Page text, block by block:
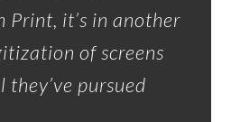
Print, it’s in another
of screens
they’ve pursued